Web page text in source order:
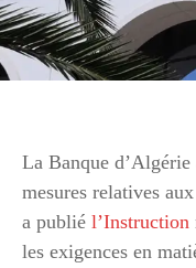
La Banque
mesures relatives
a publié l’Instruction
les exigences en